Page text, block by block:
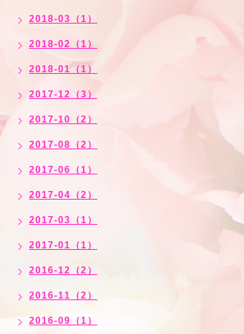
2018-03（1）
2018-02（1）
2018-01（1）
2017-12（3）
2017-10（2）
2017-08（2）
2017-06（1）
2017-04（2）
2017-03（1）
2017-01（1）
2016-12（2）
2016-11（2）
2016-09（1）